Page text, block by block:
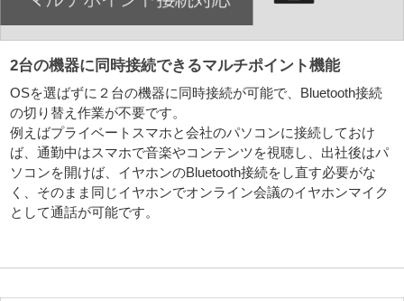
2台の機器に同時接続できるマルチポイント機能
OSを選ばずに２台の機器に同時接続が可能で、Bluetooth接続
の切り替え作業が不要です。
例えばプライベートスマホと会社のパソコンに接続しておけ
ば、通勤中はスマホで音楽やコンテンツを視聴し、出社後はパ
ソコンを開けば、イヤホンのBluetooth接続をし直す必要がな
く、そのまま同じイヤホンでオンライン会議のイヤホンマイク
として通話が可能です。